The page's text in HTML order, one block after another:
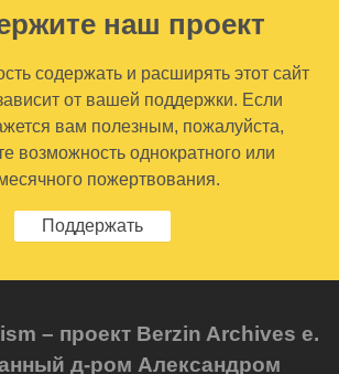
наш проект
содержать и расширять этот сайт
от вашей поддержки. Если
вам полезным, пожалуйста,
возможность однократного или
пожертвования.
Поддержать
– проект Berzin Archives e.
д-ром Александром